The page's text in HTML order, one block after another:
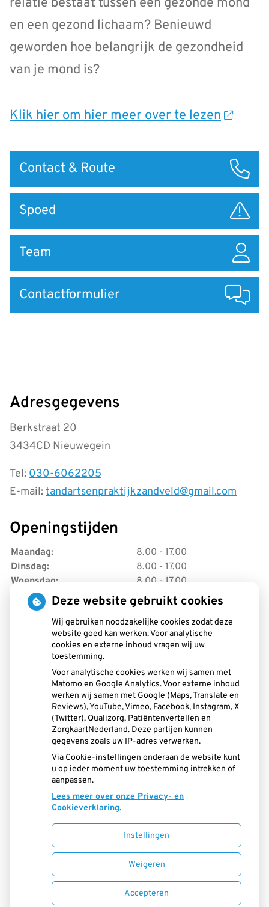
en een gezond lichaam? Benieuwd
geworden hoe belangrijk de gezondheid
van je mond is?
Klik hier om hier meer over te lezen
naar
Contact & Route
Spoed
Team
Contactformulier
Adresgegevens
Berkstraat 20
3434CD Nieuwegein
Tel:030-6062205
E-mail:tandartsenpraktijkzandveld@gmail.com
Openingstijden
Maandag:
8.00 - 17.00
Dinsdag:
8.00 - 17.00
Woensdag:
8.00 - 17.00
Donderdag:
8.00 - 17.00
Vrijdag:
Hoe gezond is je mond?
Uw Zorg Online|Beheer
Privacy verklaring Cookie-instellingen
Voorwaarden
Deze website gebruikt cookies
Wij gebruiken noodzakelijke cookies zodat deze
website goed kan werken. Voor analytische
cookies en externe inhoud vragen wij uw
toestemming.
Voor analytische cookies werken wij samen met
Matomo en Google Analytics. Voor externe inhoud
werken wij samen met Google (Maps, Translate en
Reviews), YouTube, Vimeo, Facebook, Instagram, X
(Twitter), Qualizorg, Patiëntenvertellen en
ZorgkaartNederland. Deze partijen kunnen
gegevens zoals uw IP-adres verwerken.
Via Cookie-instellingen onderaan de website kunt
u op ieder moment uw toestemming intrekken of
aanpassen.
Lees meer over onze Privacy- en
Cookieverklaring.
Instellingen
Weigeren
Accepteren